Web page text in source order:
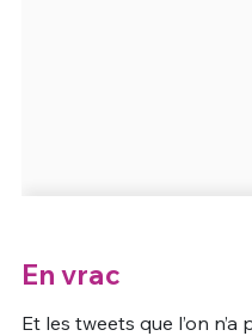
En vrac
Et les tweets que l’on